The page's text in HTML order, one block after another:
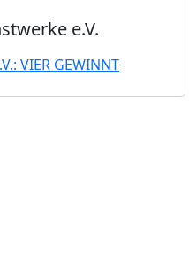
e.V.
VIER GEWINNT